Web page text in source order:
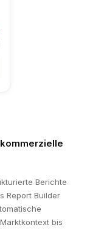
Berichte
Report Builder
bis